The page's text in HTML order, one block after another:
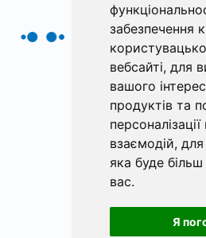
забезпечення
вебсайті, для
вашого
продуктів та
взаємодій,
яка буде
вас.
Я